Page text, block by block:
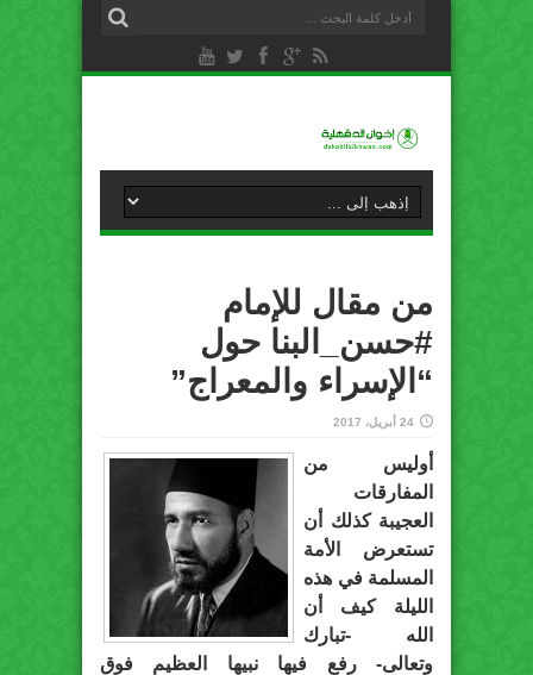
من مقال للإمام
#حسن_البنا حول
“الإسراء والمعراج”
24 أبريل، 2017
أوليس من
المفارقات
العجيبة كذلك أن
تستعرض الأمة
المسلمة في هذه
الليلة كيف أن
الله -تبارك
وتعالى- رفع فيها نبيها العظيم فوق